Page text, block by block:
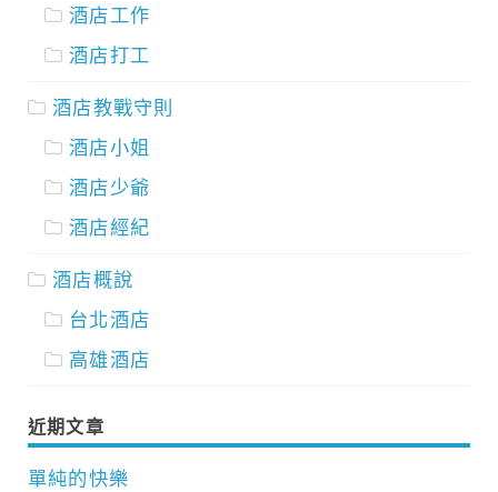
酒店工作
酒店打工
酒店教戰守則
酒店小姐
酒店少爺
酒店經紀
酒店概說
台北酒店
高雄酒店
近期文章
單純的快樂